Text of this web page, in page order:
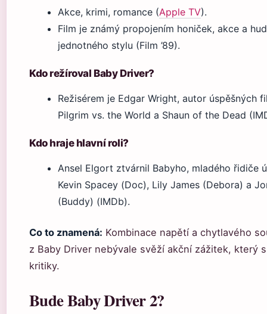
Akce, krimi, romance (Apple TV).
Film je známý propojením honiček, akce a
jednotného stylu (Film ’89).
Kdo režíroval Baby Driver?
Režisérem je Edgar Wright, autor úspěšných
Pilgrim vs. the World a Shaun of the Dead
Kdo hraje hlavní roli?
Ansel Elgort ztvárnil Babyho, mladého řidiče
Kevin Spacey (Doc), Lily James (Debora) a
(Buddy) (IMDb).
Co to znamená: Kombinace napětí a chytlavého
z Baby Driver nebývale svěží akční zážitek, který
kritiky.
Bude Baby Driver 2?